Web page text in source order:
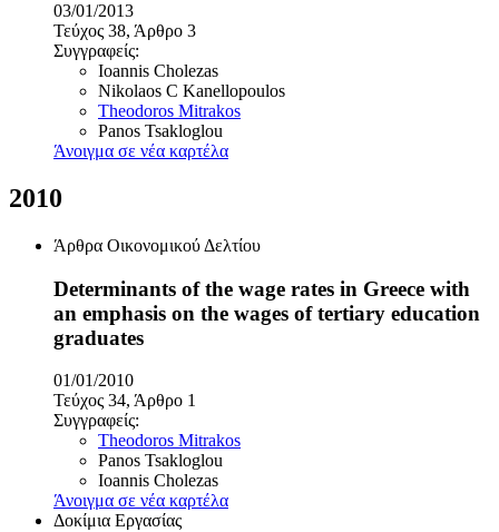
03/01/2013
Τεύχος 38, Άρθρο 3
Συγγραφείς:
Ioannis Cholezas
Nikolaos C Kanellopoulos
Theodoros Mitrakos
Panos Tsakloglou
Άνοιγμα σε νέα καρτέλα
2010
Άρθρα Οικονομικού Δελτίου
Determinants of the wage rates in Greece with
an emphasis on the wages of tertiary education
graduates
01/01/2010
Τεύχος 34, Άρθρο 1
Συγγραφείς:
Theodoros Mitrakos
Panos Tsakloglou
Ioannis Cholezas
Άνοιγμα σε νέα καρτέλα
Δοκίμια Εργασίας